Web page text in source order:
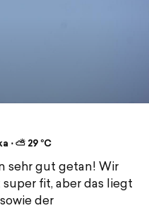
⋅ ⛅ 29 °C
sehr gut getan! Wir
fit, aber das liegt
der